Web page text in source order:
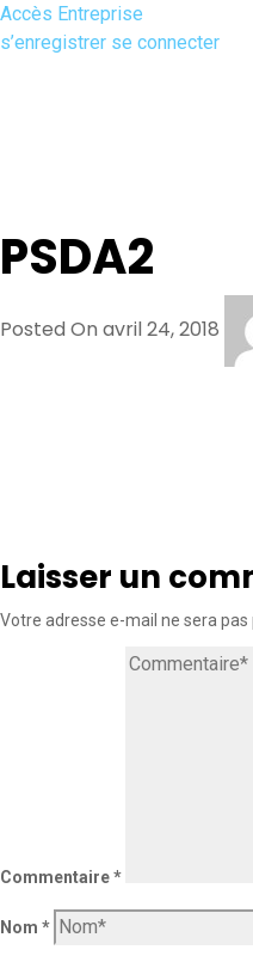
Accès Entreprise
s’enregistrer se connecter
PSDA2
Posted On avril 24, 2018
Laisser un
Votre adresse e-mail ne sera pas
Commentaire*
Nom *